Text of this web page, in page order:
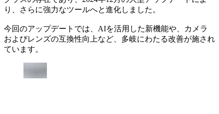
り、さらに強力なツールへと進化しました。
今回のアップデートでは、AIを活用した新機能や、カメラ
およびレンズの互換性向上など、多岐にわたる改善が施され
ています。